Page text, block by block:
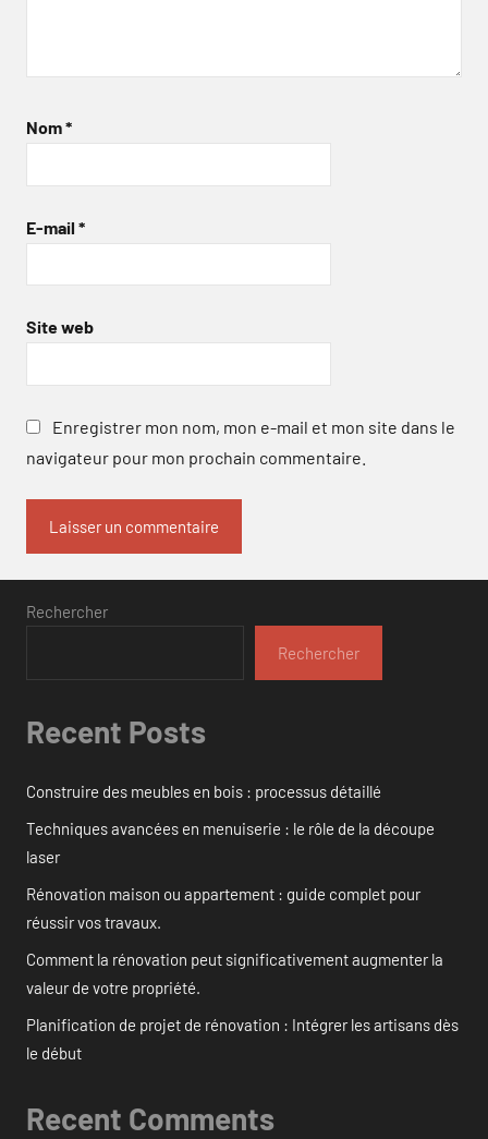
Nom*
E-mail *
Site web
Enregistrer mon nom, mon e-mail et mon site dans le
navigateur pour mon prochain commentaire.
Rechercher
Rechercher
Recent Posts
Construire des meubles en bois : processus détaillé
Techniques avancées en menuiserie : le rôle de la découpe
laser
Rénovation maison ou appartement : guide complet pour
réussir vos travaux.
Comment la rénovation peut significativement augmenter la
valeur de votre propriété.
Planification de projet de rénovation : Intégrer les artisans dès
le début
Recent Comments